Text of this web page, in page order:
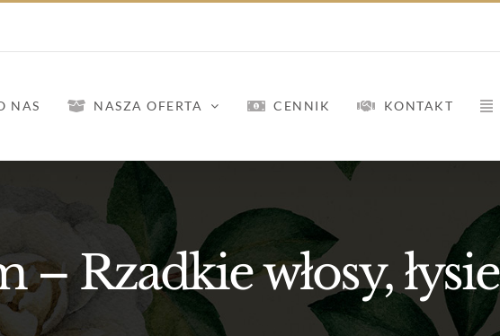
NAS NASZA OFERTA CENNIK KONTAKT
– Rzadkie włosy,